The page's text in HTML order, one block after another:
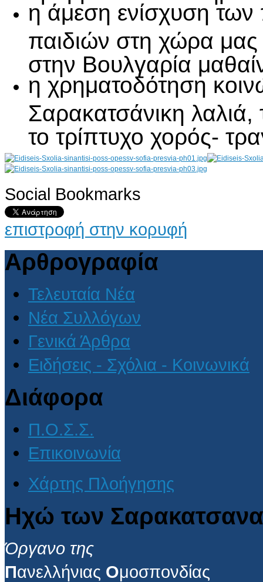
η άμεση ενίσχυση των
παιδιών στη χώρα μας
στην Βουλγαρία
η χρηματοδότηση
Σαρακατσάνικη λαλιά,
το τρίπτυχο χορός-
AdmirorGallery 4.5.0, author/s Vasiljevski& Kekeljevic
Social Bookmarks
επιστροφή στην κορυφή
Αρθρογραφία
Τελευταία Νέα
Νέα Συλλόγων
Γενικά Άρθρα
Ειδήσεις - Σχόλια - Κοινωνικά
Διάφορα
Π.Ο.Σ.Σ.
Επικοινωνία
Χάρτης Πλοήγησης
Ηχώ των
Όργανο της
Πανελλήνιας Ομοσπονδίας